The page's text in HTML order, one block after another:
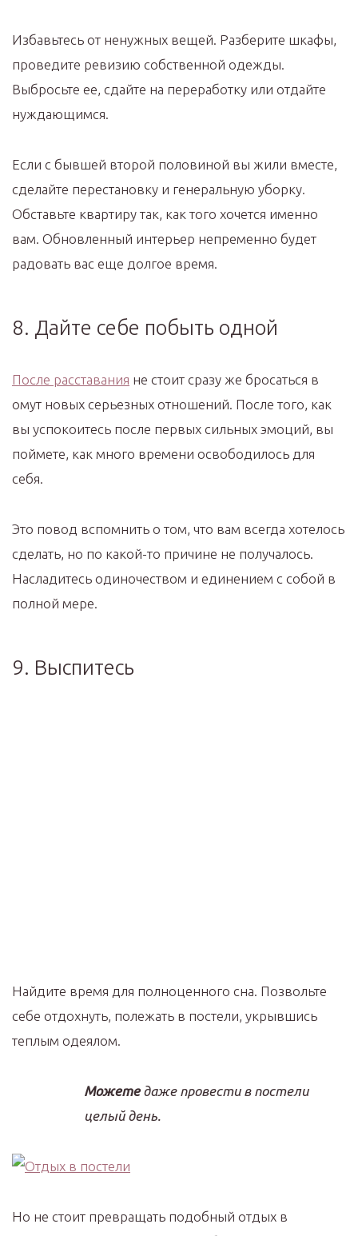
Избавьтесь от ненужных вещей. Разберите шкафы,
проведите ревизию собственной одежды.
Выбросьте ее, сдайте на переработку или отдайте
нуждающимся.
Если с бывшей второй половиной вы жили вместе,
сделайте перестановку и генеральную уборку.
Обставьте квартиру так, как того хочется именно
вам. Обновленный интерьер непременно будет
радовать вас еще долгое время.
8. Дайте себе побыть одной
После расставания не стоит сразу же бросаться в
омут новых серьезных отношений. После того, как
вы успокоитесь после первых сильных эмоций, вы
поймете, как много времени освободилось для
себя.
Это повод вспомнить о том, что вам всегда хотелось
сделать, но по какой-то причине не получалось.
Насладитесь одиночеством и единением с собой в
полной мере.
9. Выспитесь
Найдите время для полноценного сна. Позвольте
себе отдохнуть, полежать в постели, укрывшись
теплым одеялом.
Можетедаже провести в постели
целый день.
Но не стоит превращать подобный отдых в